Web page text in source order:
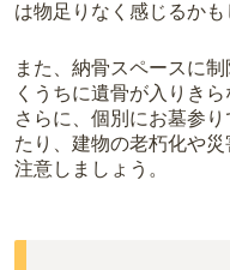
は物足りなく感じるかも
また、納骨スペースに
くうちに遺骨が入りき
さらに、個別にお墓参
たり、建物の老朽化や
注意しましょう。